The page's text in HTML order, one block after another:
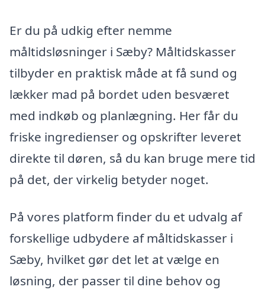
Er du på udkig efter nemme
måltidsløsninger i Sæby? Måltidskasser
tilbyder en praktisk måde at få sund og
lækker mad på bordet uden besværet
med indkøb og planlægning. Her får du
friske ingredienser og opskrifter leveret
direkte til døren, så du kan bruge mere tid
på det, der virkelig betyder noget.
På vores platform finder du et udvalg af
forskellige udbydere af måltidskasser i
Sæby, hvilket gør det let at vælge en
løsning, der passer til dine behov og